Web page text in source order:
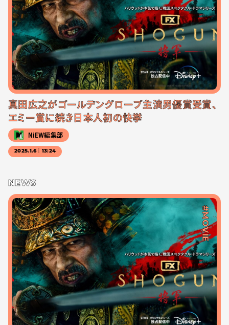
真田広之がゴールデングローブ主演男優賞受賞、
エミー賞に続き日本人初の快挙
NiEW編集部
2025.1.6｜13:24
NEWS
#MOVIE